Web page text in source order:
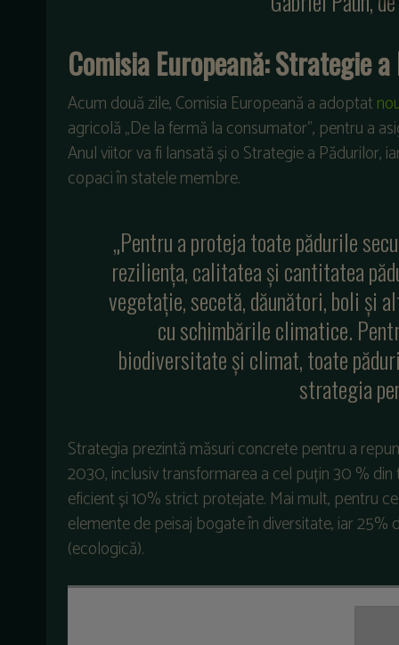
Comisia Europeană: Strategie
Acum două zile, Comisia Europeană a adoptat
agricolă „De la fermă la consumator”, pentru a
Anul viitor va fi lansată și o Strategie a Pădurilor,
copaci în statele membre.
„Pentru a proteja toate pădurile
reziliența, calitatea și cantitatea
vegetație, secetă, dăunători, boli și
cu schimbările climatice.
biodiversitate și climat, toate
strategia
Strategia prezintă măsuri concrete pentru a
2030, inclusiv transformarea a cel puțin 30 %
eficient și 10% strict protejate. Mai mult, pentru
elemente de peisaj bogate în diversitate, iar
(ecologică).